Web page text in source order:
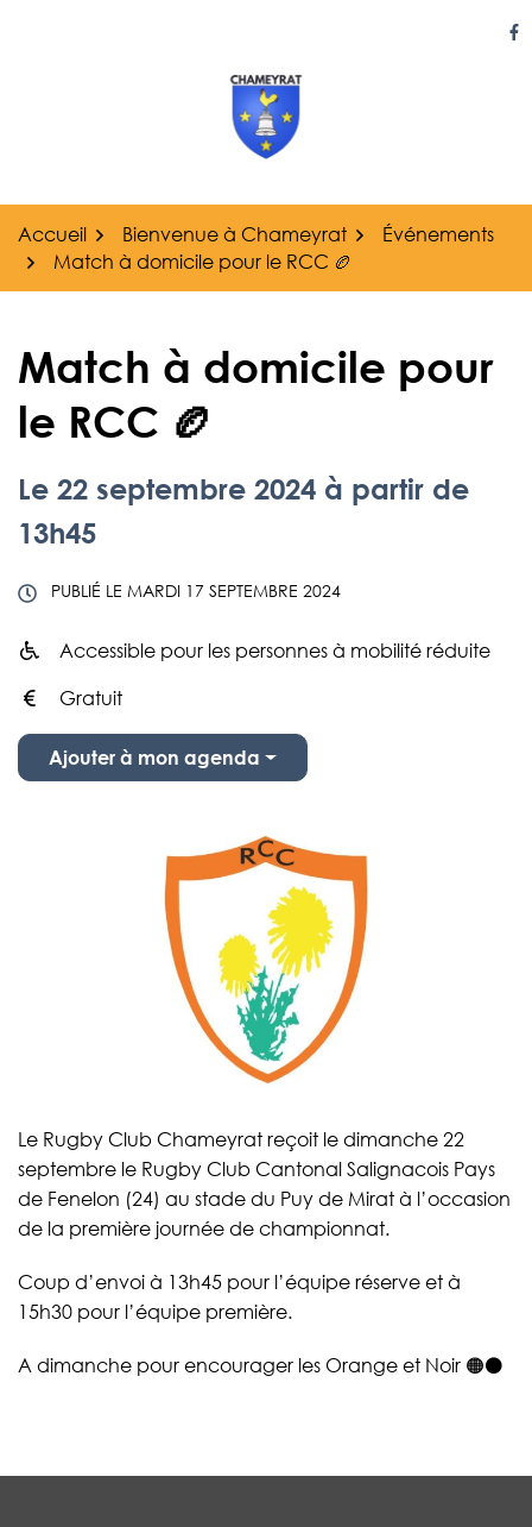
Accueil Bienvenue à Chameyrat
Événements
Match à domicile pour le RCC 🏉
Match à domicile pour
le RCC 🏉
Le 22 septembre 2024 à partir de
13h45
PUBLIÉ LE MARDI 17 SEPTEMBRE 2024
Infos utiles
Accessible pour les personnes à mobilité réduite
Gratuit
Ajouter à mon agenda
Le Rugby Club Chameyrat reçoit le dimanche 22
septembre le Rugby Club Cantonal Salignacois Pays
de Fenelon (24) au stade du Puy de Mirat à l’occasion
de la première journée de championnat.
Coup d’envoi à 13h45 pour l’équipe réserve et à
15h30 pour l’équipe première.
A dimanche pour encourager les Orange et Noir 🟠⚫